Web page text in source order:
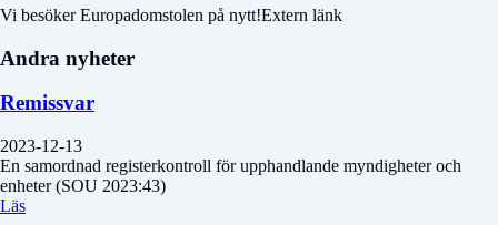
Vi besöker Europadomstolen på nytt!Extern länk
Andra nyheter
Remissvar
2023-12-13
En samordnad registerkontroll för upphandlande myndigheter och
enheter (SOU 2023:43)
Läs